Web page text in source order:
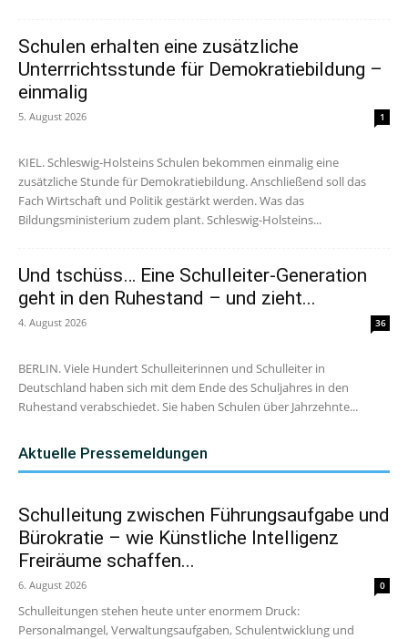
Schulen erhalten eine zusätzliche
Unterrrichtsstunde für Demokratiebildung –
einmalig
5. August 2026 1
KIEL. Schleswig-Holsteins Schulen bekommen einmalig eine
zusätzliche Stunde für Demokratiebildung. Anschließend soll das
Fach Wirtschaft und Politik gestärkt werden. Was das
Bildungsministerium zudem plant. Schleswig-Holsteins...
Und tschüss… Eine Schulleiter-Generation
geht in den Ruhestand – und zieht...
4. August 2026 36
BERLIN. Viele Hundert Schulleiterinnen und Schulleiter in
Deutschland haben sich mit dem Ende des Schuljahres in den
Ruhestand verabschiedet. Sie haben Schulen über Jahrzehnte...
Aktuelle Pressemeldungen
Schulleitung zwischen Führungsaufgabe und
Bürokratie – wie Künstliche Intelligenz
Freiräume schaffen...
6. August 2026 0
Schulleitungen stehen heute unter enormem Druck:
Personalmangel, Verwaltungsaufgaben, Schulentwicklung und